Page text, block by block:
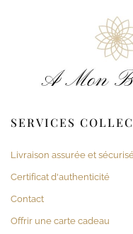
SERVICES
Livraison assurée et
Certificat d'authenticité
Contact
Offrir une carte cadeau